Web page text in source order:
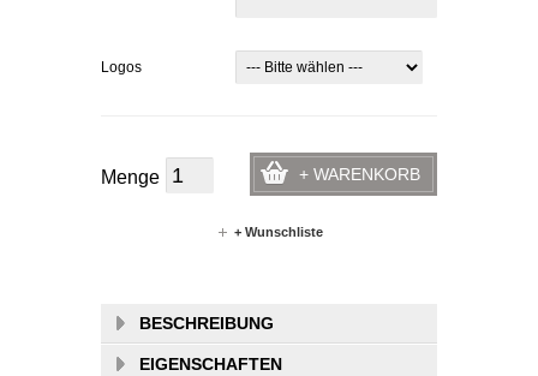
Logos
Menge + WARENKORB
+ Wunschliste
BESCHREIBUNG
EIGENSCHAFTEN